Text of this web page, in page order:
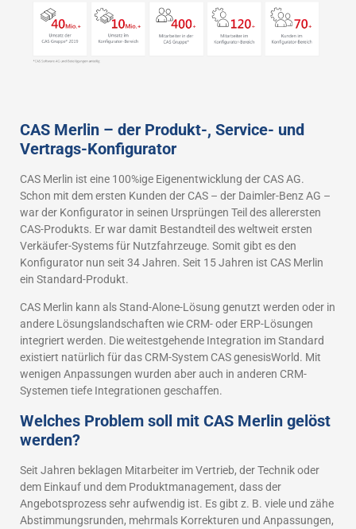
CAS Merlin – der Produkt-, Service- und
Vertrags-Konfigurator
CAS Merlin ist eine 100%ige Eigenentwicklung der CAS AG.
Schon mit dem ersten Kunden der CAS – der Daimler-Benz AG –
war der Konfigurator in seinen Ursprüngen Teil des allerersten
CAS-Produkts. Er war damit Bestandteil des weltweit ersten
Verkäufer-Systems für Nutzfahrzeuge. Somit gibt es den
Konfigurator nun seit 34 Jahren. Seit 15 Jahren ist CAS Merlin
ein Standard-Produkt.
CAS Merlin kann als Stand-Alone-Lösung genutzt werden oder in
andere Lösungslandschaften wie CRM- oder ERP-Lösungen
integriert werden. Die weitestgehende Integration im Standard
existiert natürlich für das CRM-System CAS genesisWorld. Mit
wenigen Anpassungen wurden aber auch in anderen CRM-
Systemen tiefe Integrationen geschaffen.
Welches Problem soll mit CAS Merlin gelöst
werden?
Seit Jahren beklagen Mitarbeiter im Vertrieb, der Technik oder
dem Einkauf und dem Produktmanagement, dass der
Angebotsprozess sehr aufwendig ist. Es gibt z. B. viele und zähe
Abstimmungsrunden, mehrmals Korrekturen und Anpassungen,